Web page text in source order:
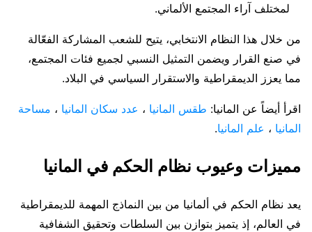
لمختلف آراء المجتمع الألماني.
من خلال هذا النظام الانتخابي، يتيح للشعب المشاركة الفعّالة
في صنع القرار ويضمن التمثيل النسبي لجميع فئات المجتمع،
مما يعزز الديمقراطية والاستقرار السياسي في البلاد.
اقرأ أيضاً عن المانيا: طقس المانيا ، عدد سكان المانيا ، مساحة
المانيا ، علم المانيا.
مميزات وعيوب نظام الحكم في المانيا
يعد نظام الحكم في ألمانيا من بين النماذج المهمة للديمقراطية
في العالم، إذ يتميز بتوازن بين السلطات وتحقيق الشفافية